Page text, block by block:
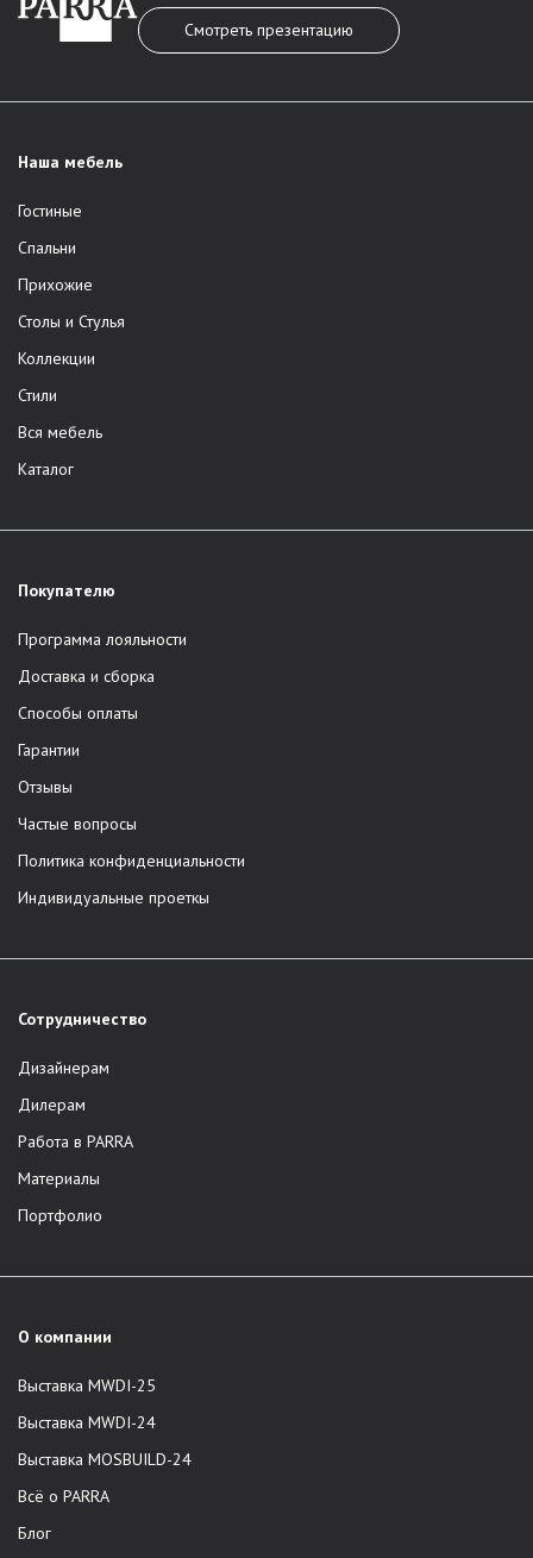
Наша мебель
Гостиные
Спальни
Прихожие
Столы и Стулья
Коллекции
Стили
Вся мебель
Каталог
Покупателю
Программа лояльности
Доставка и сборка
Способы оплаты
Гарантии
Отзывы
Частые вопросы
Политика конфиденциальности
Индивидуальные проеткы
Сотрудничество
Дизайнерам
Дилерам
Работа в PARRA
Материалы
Портфолио
О компании
Выставка MWDI-25
Выставка MWDI-24
Выставка MOSBUILD-24
Всё о PARRA
Блог
Смотреть презентацию